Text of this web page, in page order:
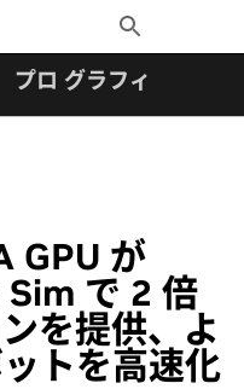
Toggle
Search
プロ グラフィックス
GPU が
で 2 倍
を提供、よ
トを高速化